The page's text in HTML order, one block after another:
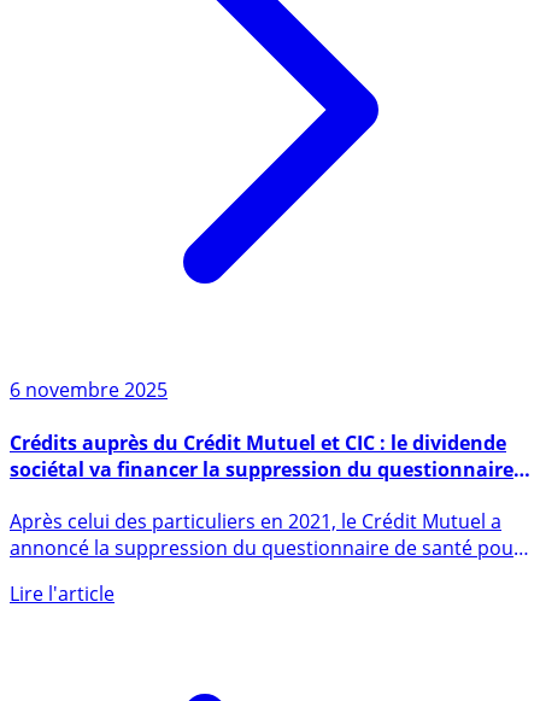
6 novembre 2025
Crédits auprès du Crédit Mutuel et CIC : le dividende
sociétal va financer la suppression du questionnaire
de santé
annoncé la suppression du questionnaire de santé pour